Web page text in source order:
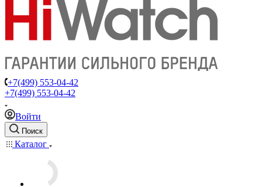
+7(499) 553-04-42
+7(499) 553-04-42
Войти
Поиск
Каталог